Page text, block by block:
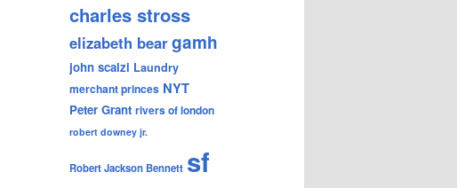
charles stross
elizabeth beargamh
john scalzi Laundry
merchant princes NYT
Peter Grant rivers of london
robert downey jr.
Robert Jackson Bennett sf